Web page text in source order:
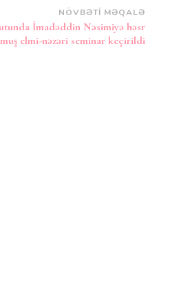
NÖVBƏTI MƏQALƏ
İmadəddin Nəsimiyə həsr
elmi-nəzəri seminar keçirildi